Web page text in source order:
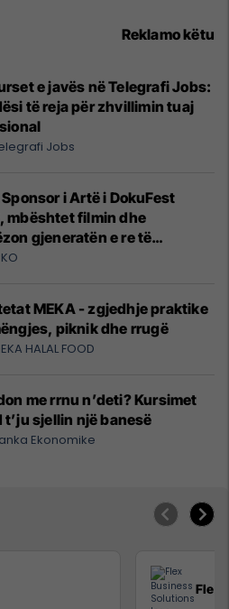
Reklamo këtu
e javës në Telegrafi Jobs:
të reja për zhvillimin tuaj
Jobs
Sponsor i Artë i DokuFest
mbështet filmin dhe
gjeneratën e re të
MEKA - zgjedhje praktike
piknik dhe rrugë
HALAL FOOD
me rrnu n’deti? Kursimet
t’ju sjellin një banesë
Ekonomike
Flex